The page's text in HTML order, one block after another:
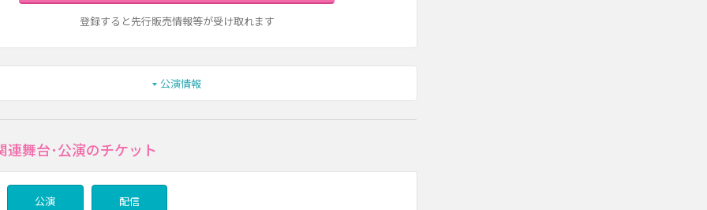
登録すると先行販売情報等が受け取れます
公演情報
連舞台･公演のチケット
公演 配信